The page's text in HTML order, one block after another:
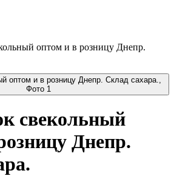
оптом и в розницу Днепр.
оптом и в розницу Днепр. Склад сахара.,
Фото 1
свекольный
Днепр.